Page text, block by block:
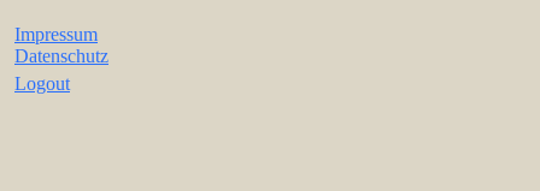
Impressum
Datenschutz
Logout